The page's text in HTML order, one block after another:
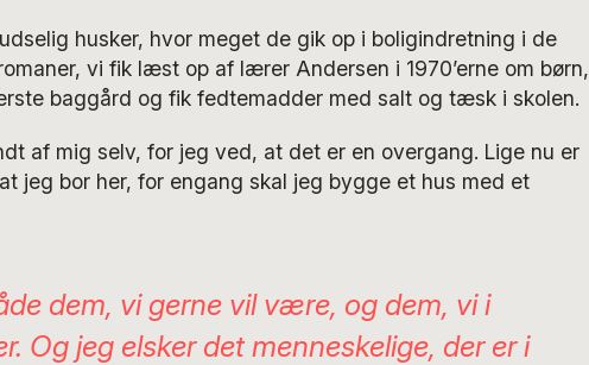
husker, hvor meget de gik op i boligindretning i de
vi fik læst op af lærer Andersen i 1970’erne om børn,
baggård og fik fedtemadder med salt og tæsk i skolen.
af mig selv, for jeg ved, at det er en overgang. Lige nu er
jeg bor her, for engang skal jeg bygge et hus med et
dem, vi gerne vil være, og dem, vi i
Og jeg elsker det menneskelige, der er i